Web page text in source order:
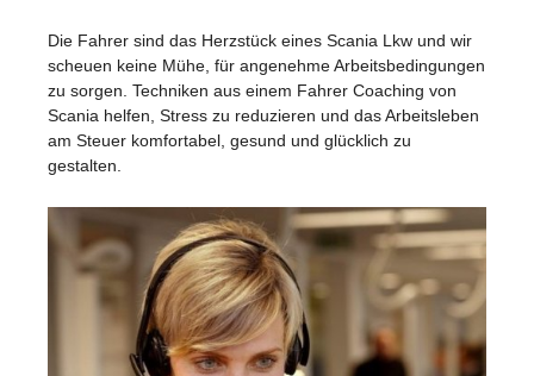
Die Fahrer sind das Herzstück eines Scania Lkw und wir
scheuen keine Mühe, für angenehme Arbeitsbedingungen
zu sorgen. Techniken aus einem Fahrer Coaching von
Scania helfen, Stress zu reduzieren und das Arbeitsleben
am Steuer komfortabel, gesund und glücklich zu
gestalten.